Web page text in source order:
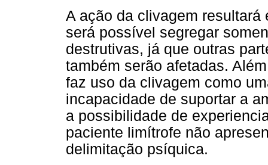
A ação da clivagem
será possível segregar
destrutivas, já que outras
também serão afetadas.
faz uso da clivagem como
incapacidade de suportar a
a possibilidade de
paciente limítrofe não
delimitação psíquica.